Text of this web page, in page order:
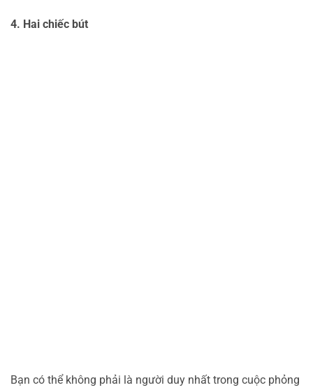
4. Hai chiếc bút
Bạn có thể không phải là người duy nhất trong cuộc phỏng